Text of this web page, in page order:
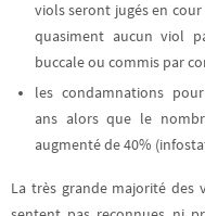
viols seront jugés en
quasiment aucun viol
buccale ou commis par
les condamnations
ans alors que le
augmenté de 40%
La très grande majorité